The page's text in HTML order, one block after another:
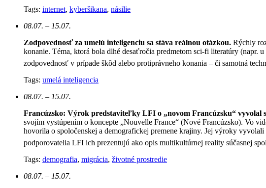
Tags: internet, kyberšikana, násilie
08.07. – 15.07.
Zodpovednosť za umelú inteligenciu sa stáva reálnou otázkou. Rýchly
konanie. Téma, ktorá bola dlhé desaťročia predmetom sci-fi literatúry (napr.
zodpovednosť v prípade škôd alebo protiprávneho konania – či samotná
Tags: umelá inteligencia
08.07. – 15.07.
Francúzsko: Výrok predstaviteľky LFI o „novom Francúzsku“ vyvolal
svojím vystúpením o koncepte „Nouvelle France“ (Nové Francúzsko). Vo
hovorila o spoločenskej a demografickej premene krajiny. Jej výroky
podporovatelia LFI ich prezentujú ako opis multikultúrnej reality súčasnej
Tags: demografia, migrácia, životné prostredie
08.07. – 15.07.